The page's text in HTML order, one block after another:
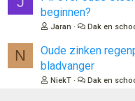
beginnen?
Jaran Dak en
N
Oude zinken
bladvanger
NiekT Dak en